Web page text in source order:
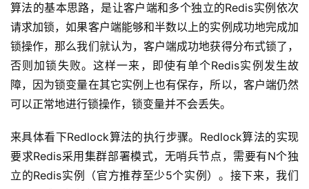
算法的基本思路，是让客户端和多个独立的Redis实例依次
请求加锁，如果客户端能够和半数以上的实例成功地完成加
锁操作，那么我们就认为，客户端成功地获得分布式锁了，
否则加锁失败。这样一来，即使有单个Redis实例发生故
障，因为锁变量在其它实例上也有保存，所以，客户端仍然
可以正常地进行锁操作，锁变量并不会丢失。
来具体看下Redlock算法的执行步骤。Redlock算法的实现
要求Redis采用集群部署模式，无哨兵节点，需要有N个独
立的Redis实例（官方推荐至少5个实例）。接下来，我们